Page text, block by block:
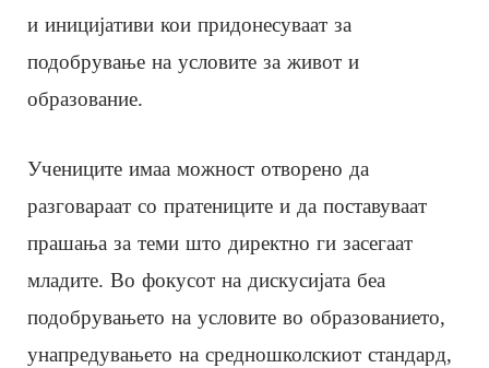
и иницијативи кои придонесуваат за
подобрување на условите за живот и
образование.
Учениците имаа можност отворено да
разговараат со пратениците и да поставуваат
прашања за теми што директно ги засегаат
младите. Во фокусот на дискусијата беа
подобрувањето на условите во образованието,
унапредувањето на средношколскиот стандард,